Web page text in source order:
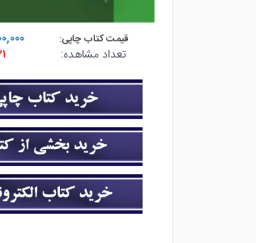
قیمت کتاب چاپی:
تعداد مشاهده: